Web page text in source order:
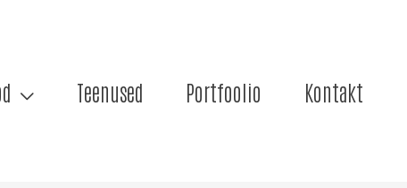
Teenused Portfoolio Kontakt